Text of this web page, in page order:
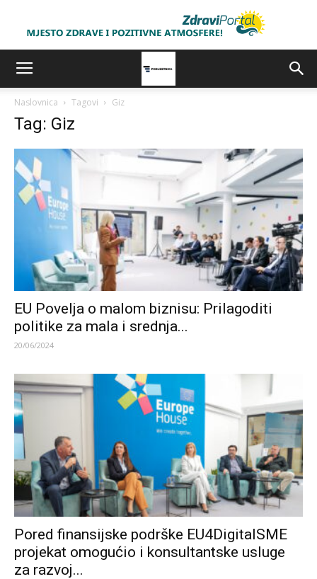
Naslovnica Tagovi Giz
Tag: Giz
EU Povelja o malom biznisu: Prilagoditi
politike za mala i srednja...
20/06/2024
Pored finansijske podrške EU4DigitalSME
projekat omogućio i konsultantske usluge
za razvoj...